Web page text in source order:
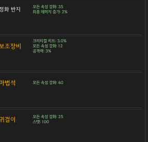
화 반지
모든 속성 강화: 35
최종 데미지 증가: 2%
조장비
크리티컬 히트: 3.0%
모든 속성 강화: 12
공격력: 3%
법석 모든 속성 강화: 40
걸이
모든 속성 강화: 25
스탯: 100